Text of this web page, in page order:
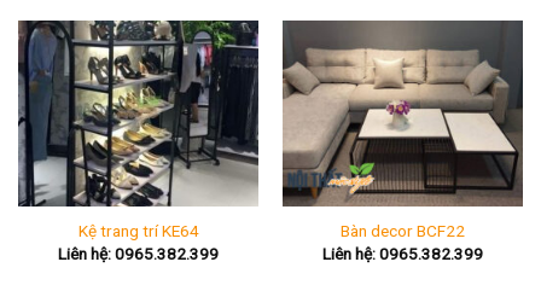
Kệ trang trí KE64
Liên hệ: 0965.382.399
Bàn decor BCF22
Liên hệ: 0965.382.399